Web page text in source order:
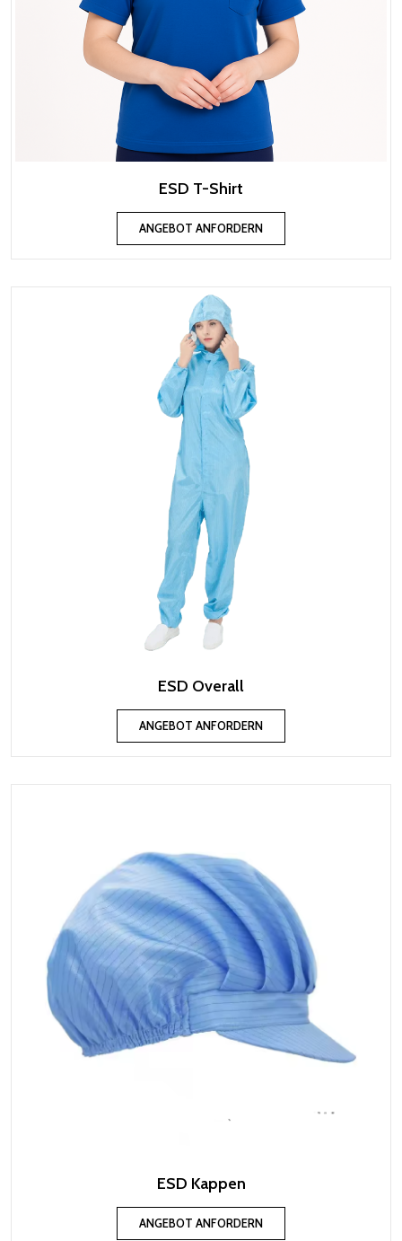
ESD T-Shirt
ANGEBOT ANFORDERN
ESD Overall
ANGEBOT ANFORDERN
ESD Kappen
ANGEBOT ANFORDERN